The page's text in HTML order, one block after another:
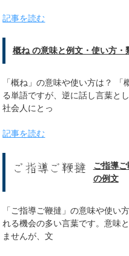
記事を読む
概ね の意味と例文・使い方・
「概ね」の意味や使い方は？
る単語ですが、逆に話し言葉と
社会人にとっ
記事を読む
ご指導
の例文
「ご指導ご鞭撻」の意味や使い
れる機会の多い言葉です。意味
ませんが、文